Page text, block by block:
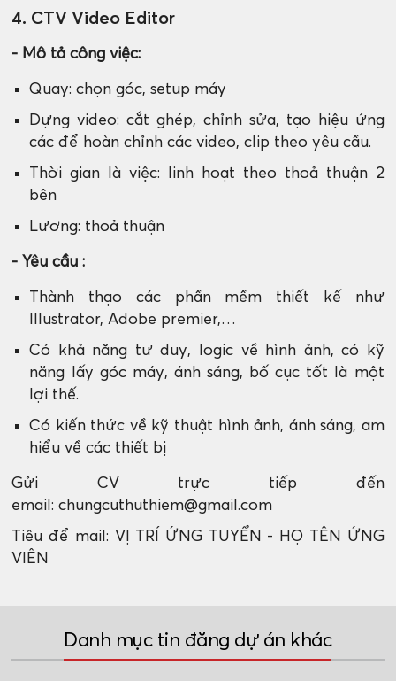
4. CTV Video Editor
- Mô tả công việc:
Quay: chọn góc, setup máy
Dựng video: cắt ghép, chỉnh sửa, tạo hiệu ứng
các để hoàn chỉnh các video, clip theo yêu cầu.
Thời gian là việc: linh hoạt theo thoả thuận 2
bên
Lương: thoả thuận
- Yêu cầu :
Thành thạo các phần mềm thiết kế như
Illustrator, Adobe premier,…
Có khả năng tư duy, logic về hình ảnh, có kỹ
năng lấy góc máy, ánh sáng, bố cục tốt là một
lợi thế.
Có kiến thức về kỹ thuật hình ảnh, ánh sáng, am
hiểu về các thiết bị
Gửi CV trực tiếp đến
email: chungcuthuthiem@gmail.com
Tiêu để mail: VỊ TRÍ ỨNG TUYỂN - HỌ TÊN ỨNG
VIÊN
Danh mục tin đăng dự án khác